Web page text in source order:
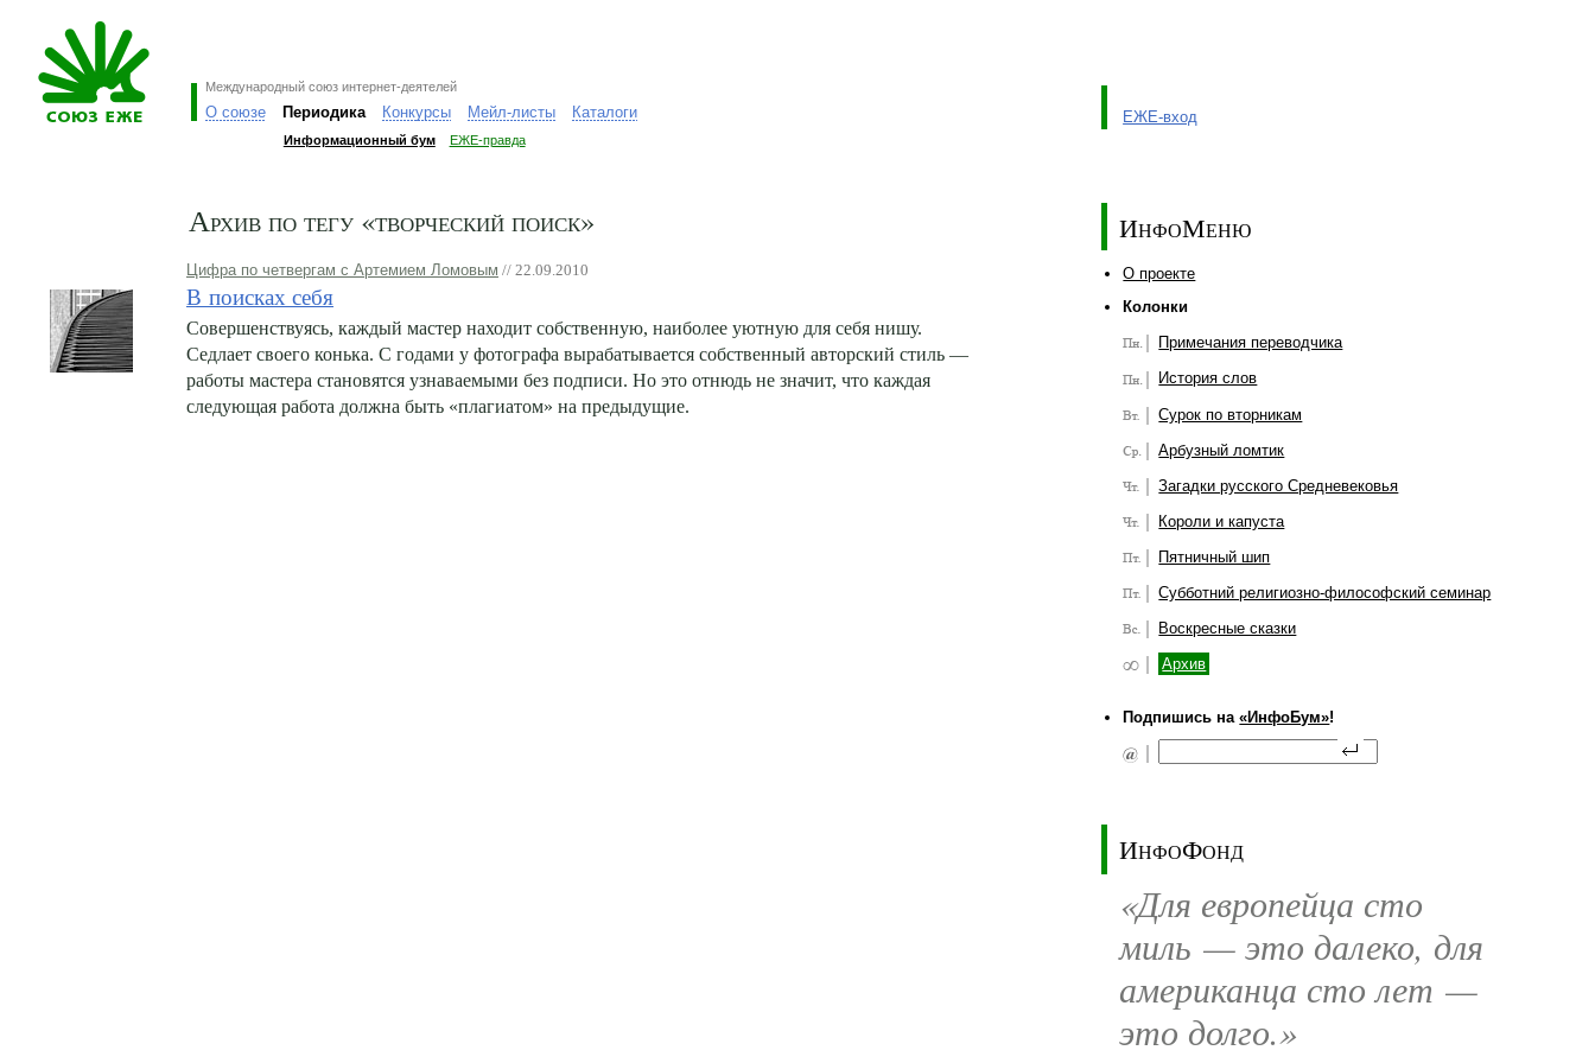
Международный союз интернет-деятелей
О союзе Периодика Конкурсы Мейл-листы Каталоги
Информационный бум ЕЖЕ-правда
ЕЖЕ-вход
Архив по тегу «творческий поиск»
Цифра по четвергам с Артемием Ломовым // 22.09.2010
В поисках себя
Совершенствуясь, каждый мастер находит собственную, наиболее уютную для себя нишу.
Седлает своего конька. С годами у фотографа вырабатывается собственный авторский стиль —
работы мастера становятся узнаваемыми без подписи. Но это отнюдь не значит, что каждая
следующая работа должна быть «плагиатом» на предыдущие.
ИнфоМеню
О проекте
Колонки
Примечания переводчика
История слов
Сурок по вторникам
Арбузный ломтик
Загадки русского Средневековья
Короли и капуста
Пятничный шип
Субботний религиозно-философский семинар
Воскресные сказки
Архив
Подпишись на«ИнфоБум»!
ИнфоФонд
«Для европейца сто
миль — это далеко, для
американца сто лет —
это долго.»